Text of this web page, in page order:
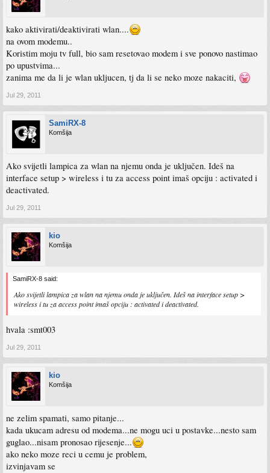
kako aktivirati/deaktivirati wlan....
na ovom modemu..
Koristim moju tv full, bio sam resetovao modem i sve ponovo nastimao
po upustvima...
zanima me da li je wlan ukljucen, tj da li se neko moze nakaciti,
Jul 29, 2011
SamiRX-8
Komšija
Ako svijetli lampica za wlan na njemu onda je uključen. Ideš na
interface setup > wireless i tu za access point imaš opciju : activated i
deactivated.
Jul 29, 2011
kio
Komšija
SamiRX-8 said:
Ako svijetli lampica za wlan na njemu onda je uključen. Ideš na interface setup >
wireless i tu za access point imaš opciju : activated i deactivated.
hvala :smt003
Jul 29, 2011
kio
Komšija
ne zelim spamati, samo pitanje...
kada ukucam adresu od modema...ne mogu uci u postavke...nesto sam
guglao...nisam pronosao rijesenje...
ako neko moze reci u cemu je problem,
izvinjavam se